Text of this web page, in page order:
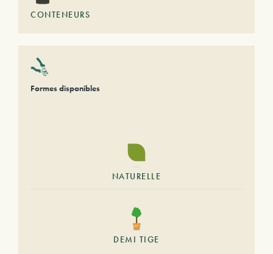
CONTENEURS
Formes disponibles
NATURELLE
DEMI TIGE